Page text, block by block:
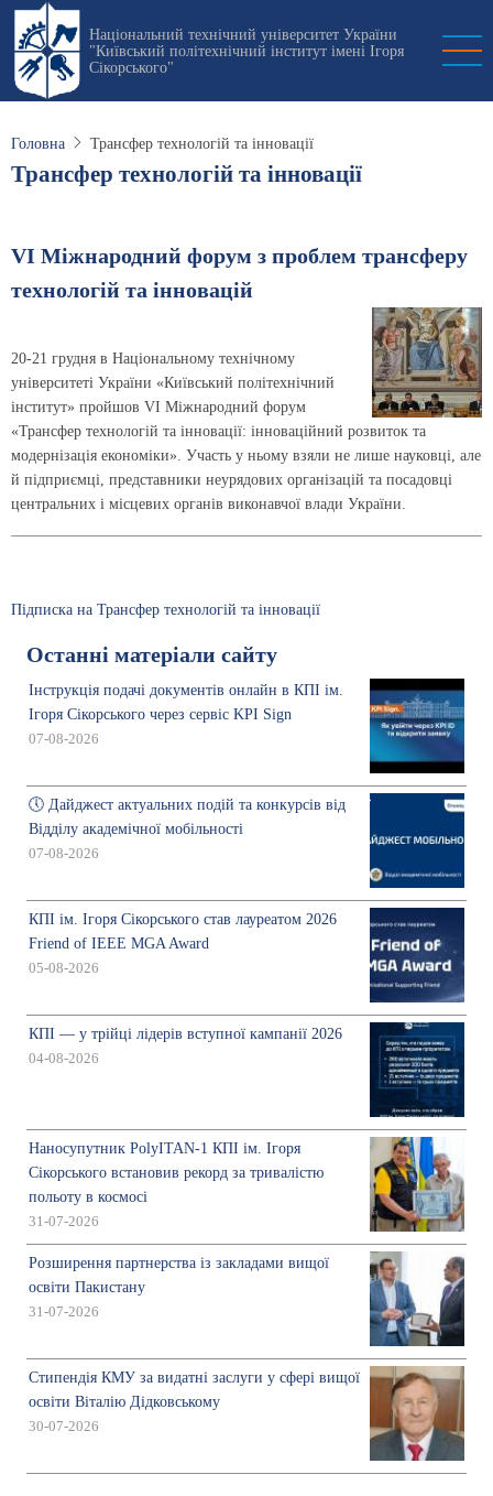
Перейти
основного
вмісту
Національний технічний університет України
"Київський політехнічний інститут імені Ігоря
Сікорського"
Головна Трансфер технологій та інновації
Трансфер технологій та інновації
VI Міжнародний форум з проблем трансферу
технологій та інновацій
20-21 грудня в Національному технічному
університеті України «Київський політехнічний
інститут» пройшов VI Міжнародний форум
«Трансфер технологій та інновації: інноваційний розвиток та
модернізація економіки». Участь у ньому взяли не лише науковці, але
й підприємці, представники неурядових організацій та посадовці
центральних і місцевих органів виконавчої влади України.
Підписка на Трансфер технологій та інновації
Останні матеріали сайту
Інструкція подачі документів онлайн в КПІ ім.
Ігоря Сікорського через сервіс KPI Sign
07-08-2026
🕔 Дайджест актуальних подій та конкурсів від
Відділу академічної мобільності
07-08-2026
КПІ ім. Ігоря Сікорського став лауреатом 2026
Friend of IEEE MGA Award
05-08-2026
КПІ — у трійці лідерів вступної кампанії 2026
04-08-2026
Наносупутник PolyITAN-1 КПІ ім. Ігоря
Сікорського встановив рекорд за тривалістю
польоту в космосі
31-07-2026
Розширення партнерства із закладами вищої
освіти Пакистану
31-07-2026
Стипендія КМУ за видатні заслуги у сфері вищої
освіти Віталію Дідковському
30-07-2026